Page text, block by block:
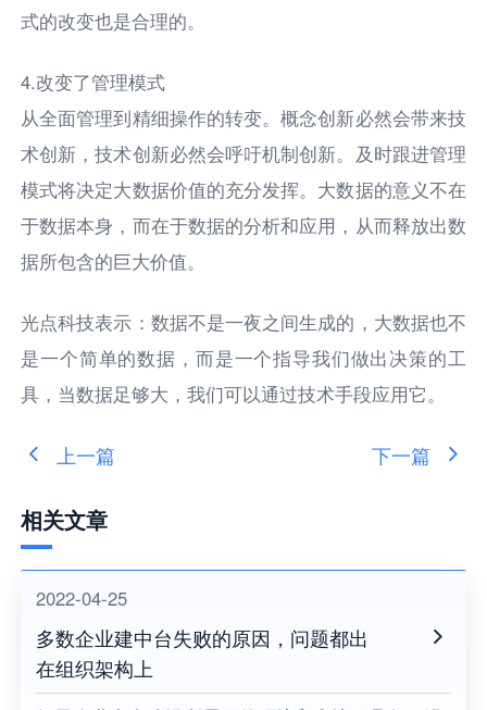
式的改变也是合理的。
4.改变了管理模式
从全面管理到精细操作的转变。概念创新必然会带来技
术创新，技术创新必然会呼吁机制创新。及时跟进管理
模式将决定大数据价值的充分发挥。大数据的意义不在
于数据本身，而在于数据的分析和应用，从而释放出数
据所包含的巨大价值。
光点科技表示：数据不是一夜之间生成的，大数据也不
是一个简单的数据，而是一个指导我们做出决策的工
具，当数据足够大，我们可以通过技术手段应用它。
上一篇 下一篇
相关文章
2022-04-25
多数企业建中台失败的原因，问题都出
在组织架构上